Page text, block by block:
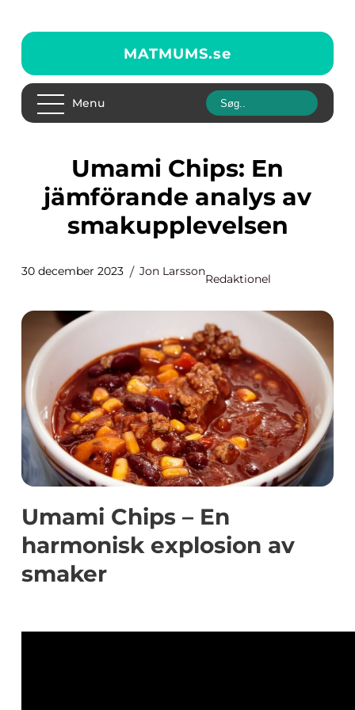
MATMUMS.se
Menu
Umami Chips: En
jämförande analys av
smakupplevelsen
30 december 2023 Jon Larsson
Redaktionel
Umami Chips – En
harmonisk explosion av
smaker